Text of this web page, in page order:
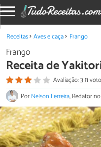
Receitas Aves e caça Frango
Frango
Receita de
Avaliação: 3 (1
PorNelson Ferreira, Redator